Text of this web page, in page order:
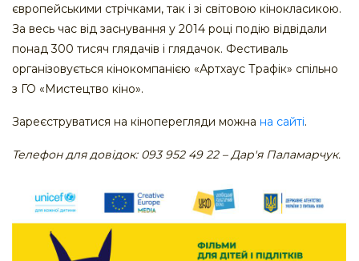
європейськими стрічками, так і зі світовою кінокласикою.
За весь час від заснування у 2014 році подію відвідали
понад 300 тисяч глядачів і глядачок. Фестиваль
організовується кінокомпанією «Артхаус Трафік» спільно
з ГО «Мистецтво кіно».
Зареєструватися на кіноперегляди можна на сайті.
Телефон для довідок: 093 952 49 22 – Дар'я Паламарчук.